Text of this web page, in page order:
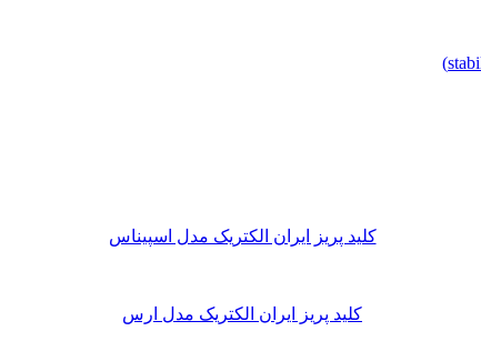
کلید پریز ایران الکتریک مدل اسپیناس
کلید پریز ایران الکتریک مدل ارس